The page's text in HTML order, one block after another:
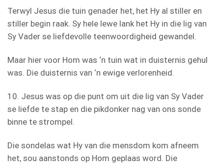
Terwyl Jesus die tuin genader het, het Hy al stiller en
stiller begin raak. Sy hele lewe lank het Hy in die lig van
Sy Vader se liefdevolle teenwoordigheid gewandel.
Maar hier voor Hom was ‘n tuin wat in duisternis gehul
was. Die duisternis van ‘n ewige verlorenheid.
10. Jesus was op die punt om uit die lig van Sy Vader
se liefde te stap en die pikdonker nag van ons sonde
binne te strompel.
Die sondelas wat Hy van die mensdom kom afneem
het, sou aanstonds op Hom geplaas word. Die